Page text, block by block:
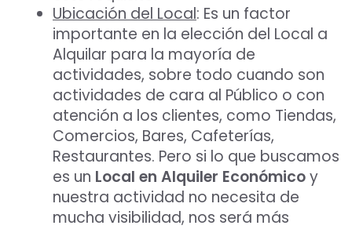
Ubicación del Local: Es un factor
importante en la elección del Local a
Alquilar para la mayoría de
actividades, sobre todo cuando son
actividades de cara al Público o con
atención a los clientes, como Tiendas,
Comercios, Bares, Cafeterías,
Restaurantes. Pero si lo que buscamos
es un Local en Alquiler Económicoy
nuestra actividad no necesita de
mucha visibilidad, nos será más